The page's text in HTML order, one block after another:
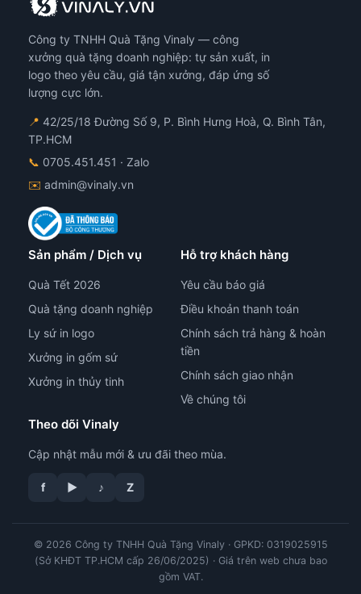
Công ty TNHH Quà Tặng Vinaly — công
xưởng quà tặng doanh nghiệp: tự sản xuất, in
logo theo yêu cầu, giá tận xưởng, đáp ứng số
lượng cực lớn.
📍 42/25/18 Đường Số 9, P. Bình Hưng Hoà, Q. Bình Tân,
TP.HCM
📞 0705.451.451 · Zalo
✉️ admin@vinaly.vn
Sản phẩm / Dịch vụ
Quà Tết 2026
Quà tặng doanh nghiệp
Ly sứ in logo
Xưởng in gốm sứ
Xưởng in thủy tinh
Hỗ trợ khách hàng
Yêu cầu báo giá
Điều khoản thanh toán
Chính sách trả hàng & hoàn
tiền
Chính sách giao nhận
Về chúng tôi
Theo dõi Vinaly
Cập nhật mẫu mới & ưu đãi theo mùa.
f ▶ ♪ Z
© 2026 Công ty TNHH Quà Tặng Vinaly · GPKD: 0319025915
(Sở KHĐT TP.HCM cấp 26/06/2025) · Giá trên web chưa bao
gồm VAT.
tư vấn công nghệ in